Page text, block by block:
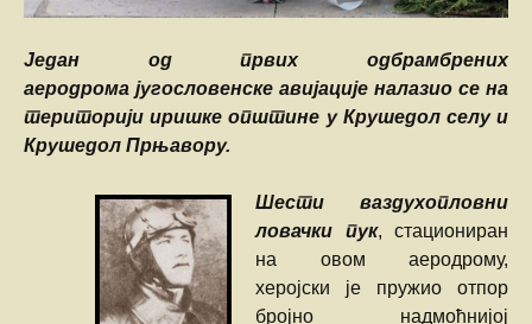
Један од првих одбрамбрених
аеродрома југословенске авијације налазио се на
територији иришке општине у Крушедол селу и
Крушедол Прњавору.
Шести ваздухопловни
ловачки пук, стациониран
на овом аеродрому,
херојски је пружио отпор
бројнo надмоћнијој